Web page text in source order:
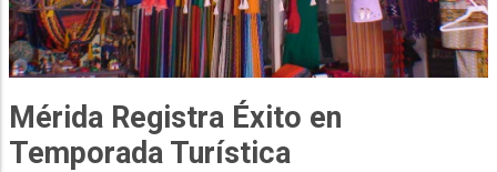
Mérida Registra Éxito en
Temporada Turística